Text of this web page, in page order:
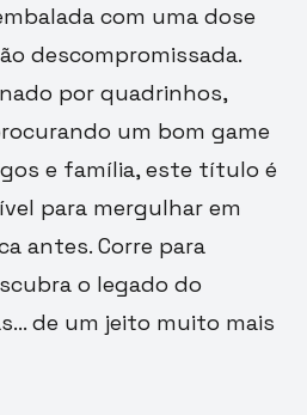
com uma dose
descompromissada.
por quadrinhos,
um bom game
e família, este título é
para mergulhar em
antes. Corre para
o legado do
de um jeito muito mais